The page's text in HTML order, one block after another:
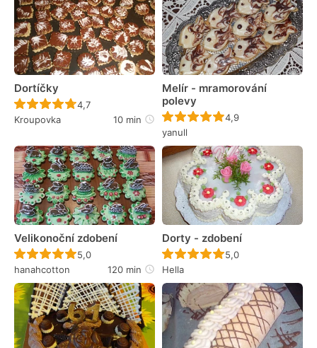
Dortíčky
Recept ještě nebyl hodnocen
4,7
Kroupovka
10 min
Melír - mramorování
polevy
Recept ještě nebyl
4,9
yanull
Velikonoční zdobení
Recept ještě nebyl hodnocen
5,0
hanahcotton
120 min
Dorty - zdobení
Recept ještě nebyl
5,0
Hella